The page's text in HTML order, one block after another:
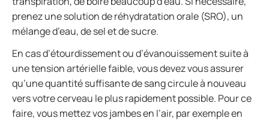
prenez une solution de réhydratation orale (SRO), un
mélange d’eau, de sel et de sucre.
En cas d’étourdissement ou d’évanouissement suite à
une tension artérielle faible, vous devez vous assurer
qu’une quantité suffisante de sang circule à nouveau
vers votre cerveau le plus rapidement possible. Pour ce
faire, vous mettez vos jambes en l’air, par exemple en